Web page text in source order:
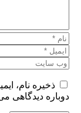
نام، ایمیل و
دیدگاهی می‌نویسم.